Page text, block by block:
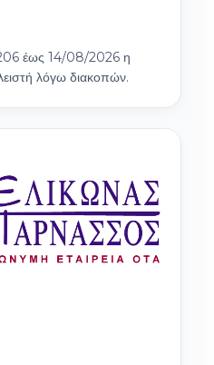
έως 14/08/2026 η
λόγω διακοπών.